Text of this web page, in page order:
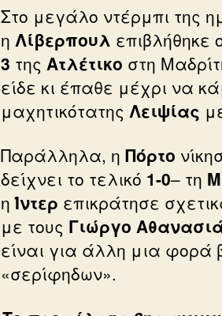
Στο μεγάλο ντέρμπι της
η Λίβερπουλ επιβλήθηκε
3 της Ατλέτικο στη
είδε κι έπαθε μέχρι να
μαχητικότατης Λειψίας
Παράλληλα, η Πόρτο
δείχνει το τελικό 1-0– τη
ηΊντερ επικράτησε
με τους Γιώργο
είναι για άλλη μια φορά
«σερίφηδων».